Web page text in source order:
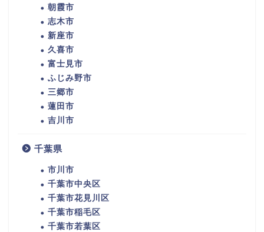
朝霞市
志木市
新座市
久喜市
富士見市
ふじみ野市
三郷市
蓮田市
吉川市
千葉県
市川市
千葉市中央区
千葉市花見川区
千葉市稲毛区
千葉市若葉区